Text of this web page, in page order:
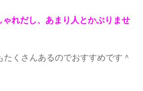
れだし、あまり人とかぶりませ
たくさんあるのでおすすめです＾